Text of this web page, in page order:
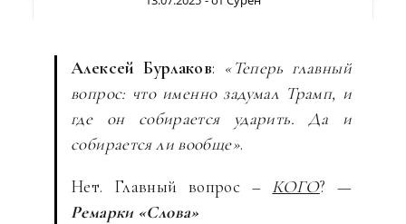
Алексей Бурлаков: «Теперь главный
вопрос: что именно задумал Трамп, и
где он собирается ударить. Да и
собирается ли вообще».
Нет. Главный вопрос – КОГО? —
Ремарки «Слова»